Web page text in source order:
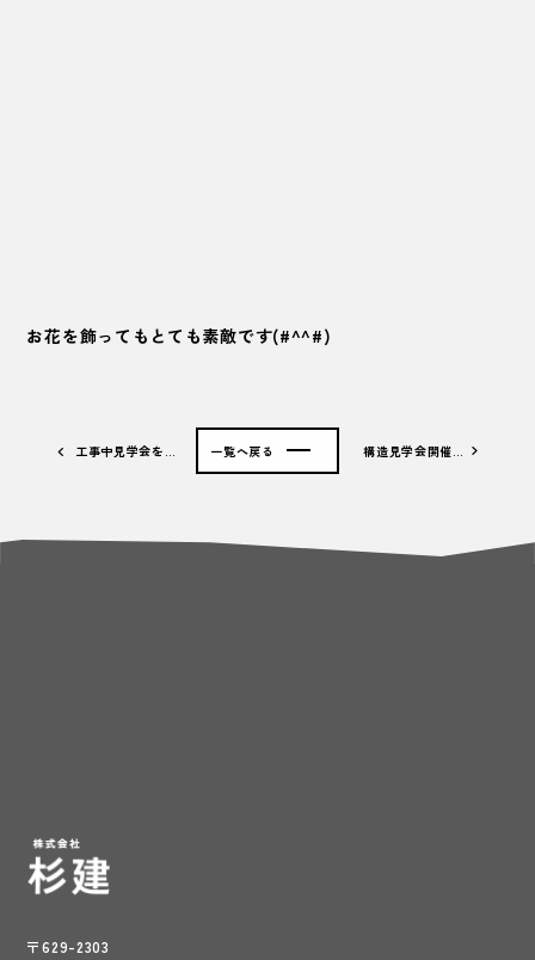
お花を飾ってもとても素敵です(#^^#)
工事中見学会を… 構造見学会開催…
一覧へ戻る
〒629-2303